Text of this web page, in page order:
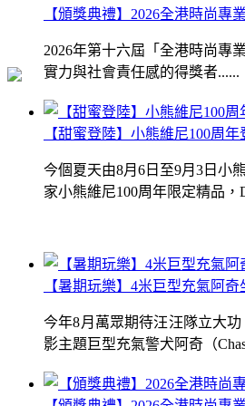
【頒獎典禮】2026全港時尚專
2026年第十六屆「全港時尚專
實力與社會責任感的得獎者......
【暑期玩樂】4米巨型充氣阿奇
今年8月萬眾期待汪汪隊立大
影主題巨型充氣警犬阿奇（
【甜蜜登陸】小熊維尼100周
今個夏天由8月6日至9月3日小
家小熊維尼100周年限定精品